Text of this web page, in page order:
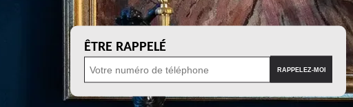
ÊTRE RAPPELÉ